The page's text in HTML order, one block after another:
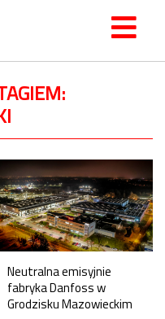
Neutralna emisyjnie
fabryka Danfoss w
Grodzisku Mazowieckim